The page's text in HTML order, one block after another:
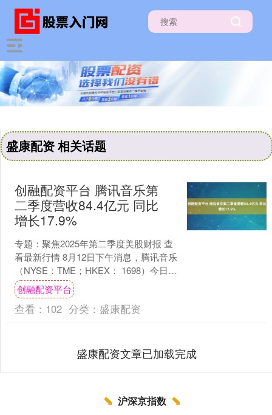
盛康配资 相关话题
创融配资平台 腾讯音乐第
二季度营收84.4亿元 同比
增长17.9%
专题：聚焦2025年第二季度美股财报 查
看最新行情 8月12日下午消息，腾讯音乐
（NYSE：TME；HKEX： 1698）今日公
布了截至6月30日的2025年第....
创融配资平台
查看： 102 分类： 盛康配资
盛康配资文章已加载完成
沪深京指数